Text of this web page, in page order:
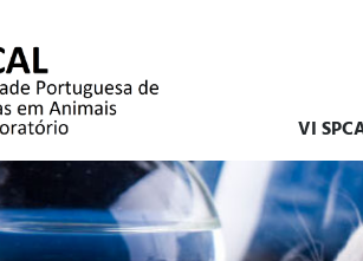
VI